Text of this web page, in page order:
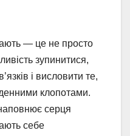
— це не просто
зупинитися,
і висловити те,
клопотами.
серця
себе